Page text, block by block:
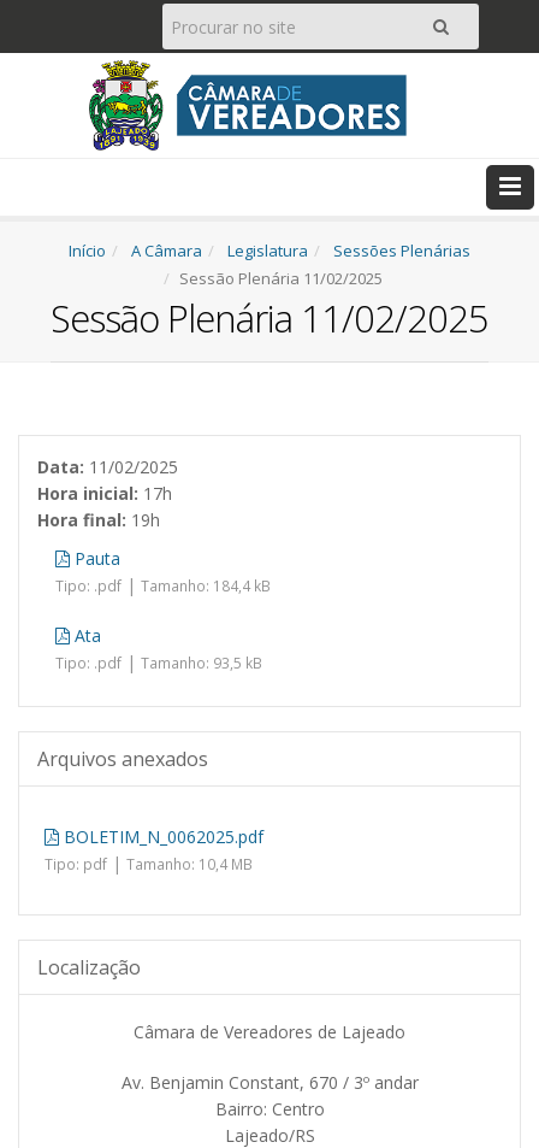
Pesquisar
Início A Câmara Legislatura
Sessões Plenárias
Sessão Plenária 11/02/2025
Sessão Plenária 11/02/2025
Data: 11/02/2025
Hora inicial: 17h
Hora final: 19h
Pauta
Tipo: .pdf | Tamanho: 184,4 kB
Ata
Tipo: .pdf | Tamanho: 93,5 kB
Arquivos anexados
BOLETIM_N_0062025.pdf
Tipo: pdf | Tamanho: 10,4 MB
Localização
Câmara de Vereadores de Lajeado
Av. Benjamin Constant, 670 / 3º andar
Bairro: Centro
Lajeado/RS